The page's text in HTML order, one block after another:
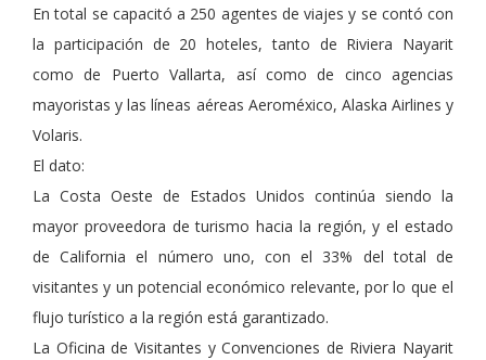
En total se capacitó a 250 agentes de viajes y se contó con
la participación de 20 hoteles, tanto de Riviera Nayarit
como de Puerto Vallarta, así como de cinco agencias
mayoristas y las líneas aéreas Aeroméxico, Alaska Airlines y
Volaris.
El dato:
La Costa Oeste de Estados Unidos continúa siendo la
mayor proveedora de turismo hacia la región, y el estado
de California el número uno, con el 33% del total de
visitantes y un potencial económico relevante, por lo que el
flujo turístico a la región está garantizado.
La Oficina de Visitantes y Convenciones de Riviera Nayarit